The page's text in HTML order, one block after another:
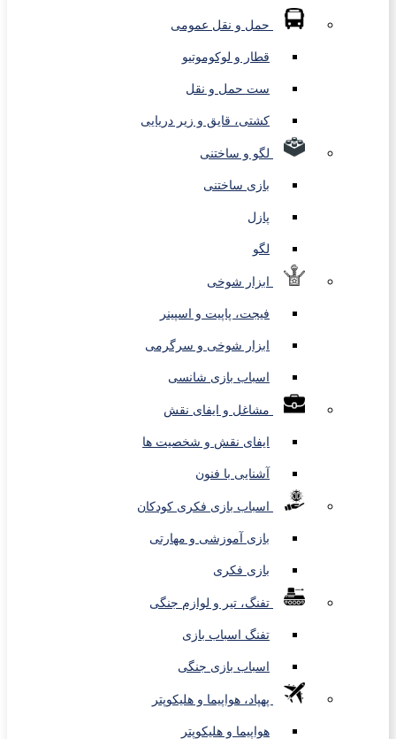
حمل و نقل عمومی
قطار و لوکوموتیو
ست حمل و نقل
کشتی، قایق و زیر دریایی
لگو و ساختنی
بازی ساختنی
پازل
لگو
ابزار شوخی
فیجت، پاپیت و اسپینر
ابزار شوخی و سرگرمی
اسباب بازی شانسی
مشاغل و ایفای نقش
ایفای نقش و شخصیت ها
آشنایی با فنون
اسباب بازی فکری کودکان
بازی آموزشی و مهارتی
بازی فکری
تفنگ، تیر و لوازم جنگی
تفنگ اسباب بازی
اسباب بازی جنگی
پهپاد، هواپیما و هلیکوپتر
هواپیما و هلیکوپتر